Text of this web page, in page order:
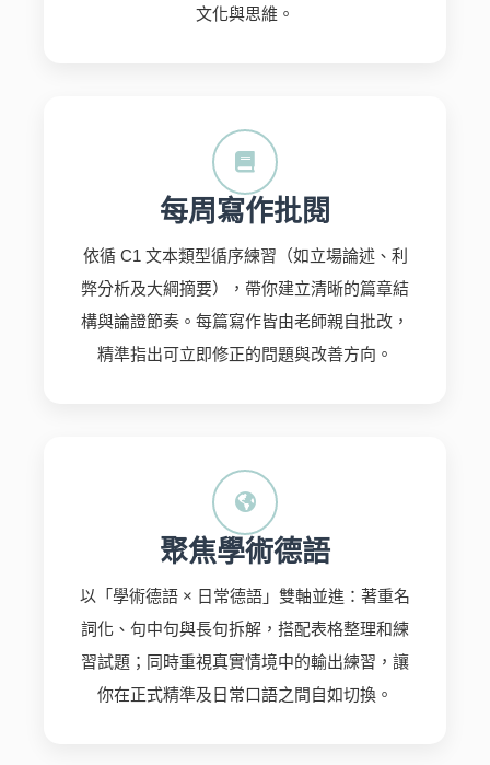
文化與思維。
每周寫作批閱
依循 C1 文本類型循序練習（如立場論述、利
弊分析及大綱摘要），帶你建立清晰的篇章結
構與論證節奏。每篇寫作皆由老師親自批改，
精準指出可立即修正的問題與改善方向。
聚焦學術德語
以「學術德語 × 日常德語」雙軸並進：著重名
詞化、句中句與長句拆解，搭配表格整理和練
習試題；同時重視真實情境中的輸出練習，讓
你在正式精準及日常口語之間自如切換。